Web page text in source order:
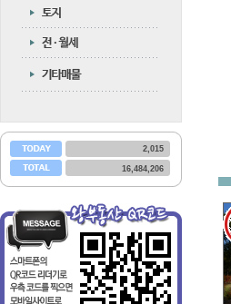
2,015
16,484,206